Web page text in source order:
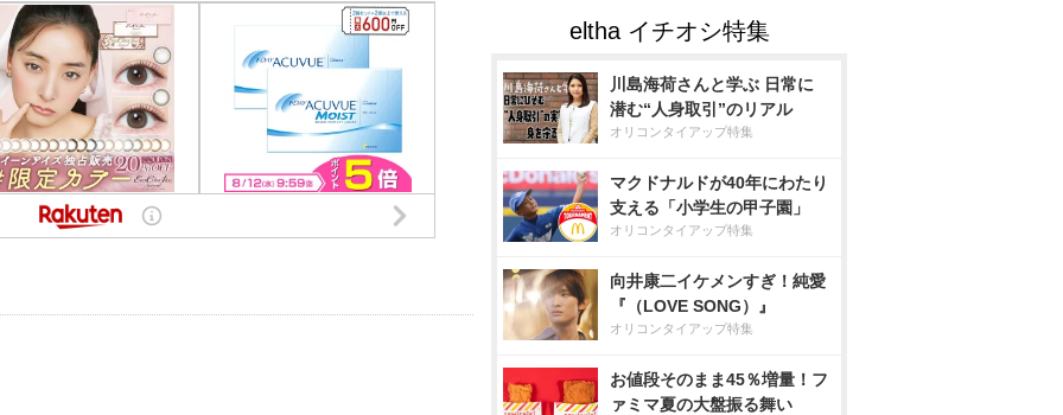
川島海荷さんと学ぶ 日常に
潜む“人身取引”のリアル
オリコンタイアップ特集
マクドナルドが40年にわたり
支える「小学生の甲子園」
オリコンタイアップ特集
向井康二イケメンすぎ！純愛
『（LOVE SONG）』
オリコンタイアップ特集
お値段そのまま45％増量！フ
ァミマ夏の大盤振る舞い